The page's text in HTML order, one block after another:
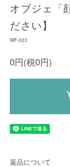
オブジェ「
ださい】
WF-023
0円(税0円)
返品について